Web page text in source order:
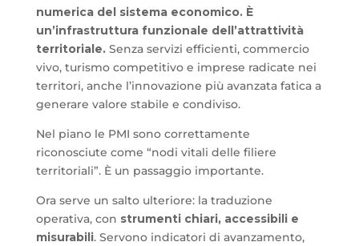
numerica del sistema economico. È
un’infrastruttura funzionale dell’attrattività
territoriale.Senza servizi efficienti, commercio
vivo, turismo competitivo e imprese radicate nei
territori, anche l’innovazione più avanzata fatica a
generare valore stabile e condiviso.
Nel piano le PMI sono correttamente
riconosciute come “nodi vitali delle filiere
territoriali”. È un passaggio importante.
Ora serve un salto ulteriore: la traduzione
operativa, con strumenti chiari, accessibili e
misurabili. Servono indicatori di avanzamento,